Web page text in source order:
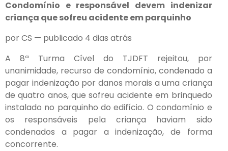
Condomínio e responsável devem indenizar
criança que sofreu acidente em parquinho
por CS — publicado 4 dias atrás
A 8ª Turma Cível do TJDFT rejeitou, por
unanimidade, recurso de condomínio, condenado a
pagar indenização por danos morais a uma criança
de quatro anos, que sofreu acidente em brinquedo
instalado no parquinho do edifício. O condomínio e
os responsáveis pela criança haviam sido
condenados a pagar a indenização, de forma
concorrente.